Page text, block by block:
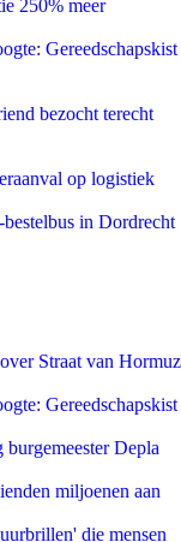
250% meer
Gereedschapskist
bezocht terecht
op logistiek
in Dordrecht
Straat van Hormuz
Gereedschapskist
Depla
miljoenen aan
die mensen